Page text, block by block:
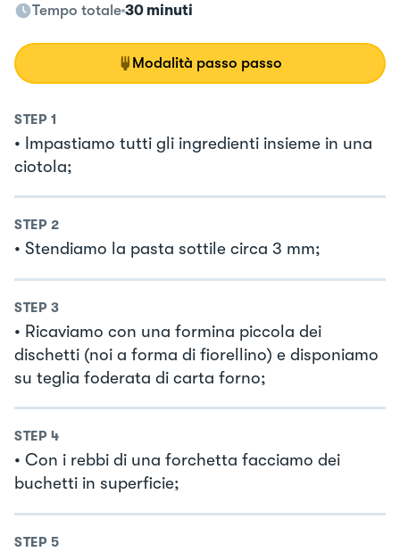
Tempo totale 30 minuti
Modalità passo passo
STEP 1
• Impastiamo tutti gli ingredienti insieme in una
ciotola;
STEP 2
• Stendiamo la pasta sottile circa 3 mm;
STEP 3
• Ricaviamo con una formina piccola dei
dischetti (noi a forma di fiorellino) e disponiamo
su teglia foderata di carta forno;
STEP 4
• Con i rebbi di una forchetta facciamo dei
buchetti in superficie;
STEP 5